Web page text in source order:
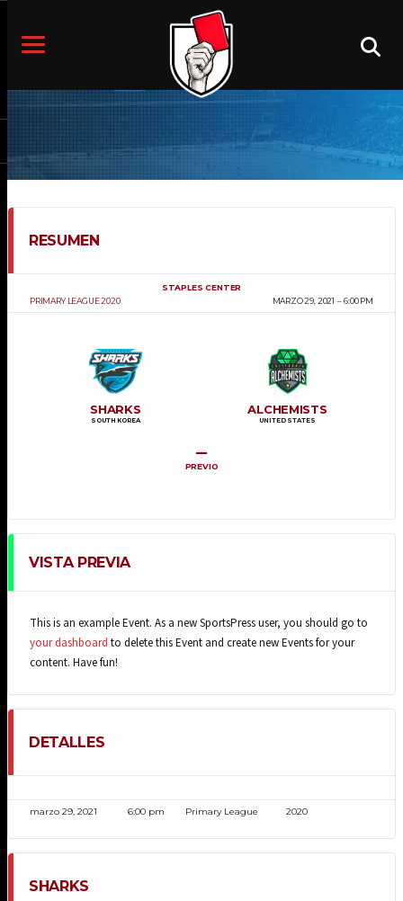
RESUMEN
PRIMARY LEAGUE 2020
STAPLES CENTER
MARZO 29, 2021
6:00 PM
SHARKS
SOUTH KOREA
ALCHEMISTS
UNITED STATES
–
PREVIO
VISTA PREVIA
This is an example Event. As a new SportsPress user, you should go to
your dashboard to delete this Event and create new Events for your
content. Have fun!
DETALLES
marzo 29, 2021 6:00 pm Primary League 2020
SHARKS